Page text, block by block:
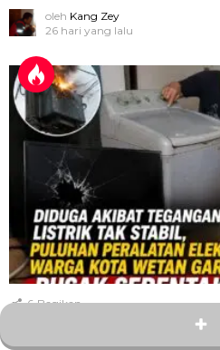
oleh Kang Zey
26 hari yang lalu
6 Bagikan
Diduga Akibat